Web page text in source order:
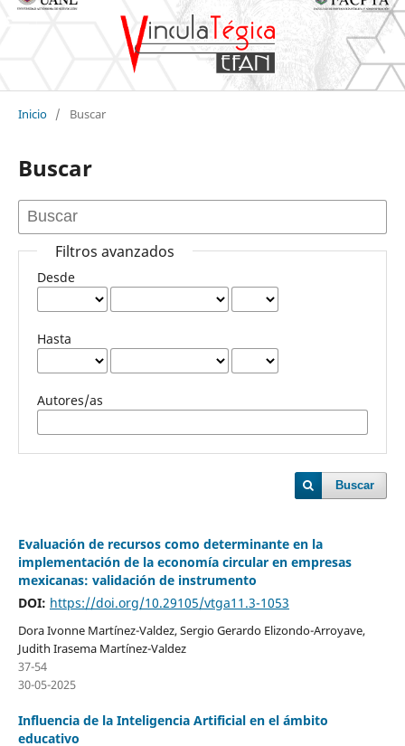
Inicio / Buscar
Buscar
Filtros avanzados
Desde
Hasta
Autores/as
Buscar
Evaluación de recursos como determinante en la
implementación de la economía circular en empresas
mexicanas: validación de instrumento
DOI: https://doi.org/10.29105/vtga11.3-1053
Dora Ivonne Martínez-Valdez, Sergio Gerardo Elizondo-Arroyave,
Judith Irasema Martínez-Valdez
37-54
30-05-2025
Influencia de la Inteligencia Artificial en el ámbito
educativo